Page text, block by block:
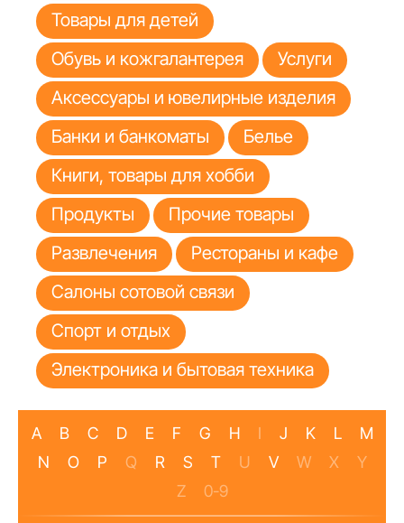
Товары для детей
Обувь и кожгалантерея
Услуги
Аксессуары и ювелирные изделия
Банки и банкоматы
Белье
Книги, товары для хобби
Продукты
Прочие товары
Развлечения
Рестораны и кафе
Салоны сотовой связи
Спорт и отдых
Электроника и бытовая техника
A B C D E F G H I J K L
M
N
O P Q R S T U V W X
Y
Z
0-9